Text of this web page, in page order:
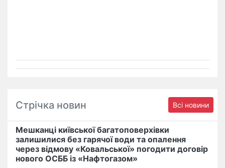
Стрічка новин Всі новини
Мешканці київської багатоповерхівки
залишилися без гарячої води та опалення
через відмову «Ковальської» погодити договір
нового ОСББ із «Нафтогазом»